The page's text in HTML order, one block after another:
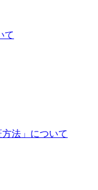
て
法」について